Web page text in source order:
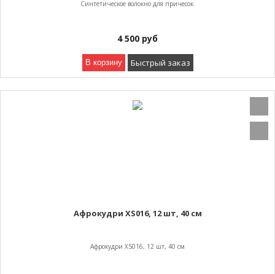
Синтетическое волокно для причесок.
4 500 руб
В корзину Быстрый заказ
Афрокудри XS016, 12 шт, 40 см
Афрокудри XS016, 12 шт, 40 см